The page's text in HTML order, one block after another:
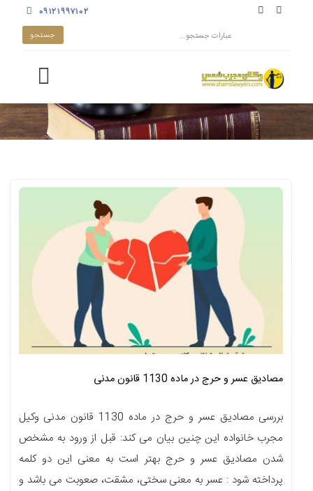
۰۹۱۲۱۹۹۷۱۰۲
مصادیق عسر و حرج در ماده 1130 قانون مدنی
بررسی مصادیق عسر و حرج در ماده 1130 قانون مدنی وکیل
مجرب خانواده این چنین بیان می کند: قبل از ورود به مشخص
شدن مصادیق عسر و حرج بهتر است به معنی این دو کلمه
پرداخته شود : عسر به معنی سختی، مشقت، صعوبت می باشد و